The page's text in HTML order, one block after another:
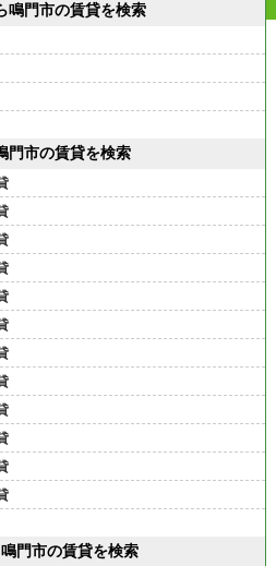
鳴門市の賃貸を検索
門市の賃貸を検索
門市の賃貸を検索